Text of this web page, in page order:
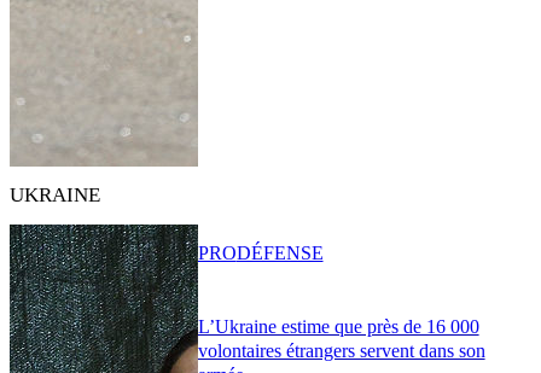
UKRAINE
L’Ukraine estime que près de 16 000
volontaires étrangers servent dans son
PRODÉFENSE